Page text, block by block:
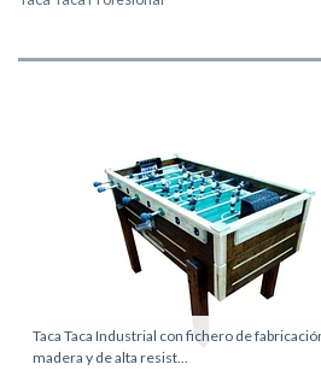
Taca Taca Industrial con fichero de
madera y de alta resist...